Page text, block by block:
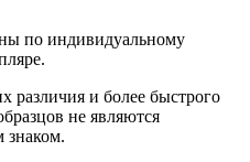
по индивидуальному
различия и более быстрого
не являются
знаком.